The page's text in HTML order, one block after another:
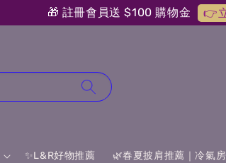
🎁 註冊會員送 $100 購物金 👉
✨L&R好物推薦 🌿春夏披肩推薦｜冷氣